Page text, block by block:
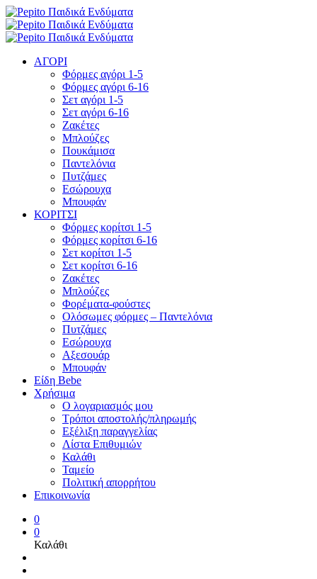
ΑΓΟΡΙ
Φόρμες αγόρι 1-5
Φόρμες αγόρι 6-16
Σετ αγόρι 1-5
Σετ αγόρι 6-16
Ζακέτες
Μπλούζες
Πουκάμισα
Παντελόνια
Πυτζάμες
Εσώρουχα
Μπουφάν
ΚΟΡΙΤΣΙ
Φόρμες κορίτσι 1-5
Φόρμες κορίτσι 6-16
Σετ κορίτσι 1-5
Σετ κορίτσι 6-16
Ζακέτες
Μπλούζες
Φορέματα-φούστες
Ολόσωμες φόρμες – Παντελόνια
Πυτζάμες
Εσώρουχα
Αξεσουάρ
Μπουφάν
Είδη Bebe
Χρήσιμα
Ο λογαριασμός μου
Τρόποι αποστολής/πληρωμής
Εξέλιξη παραγγελίας
Λίστα Επιθυμιών
Καλάθι
Ταμείο
Πολιτική απορρήτου
Επικοινωνία
0
0
Καλάθι